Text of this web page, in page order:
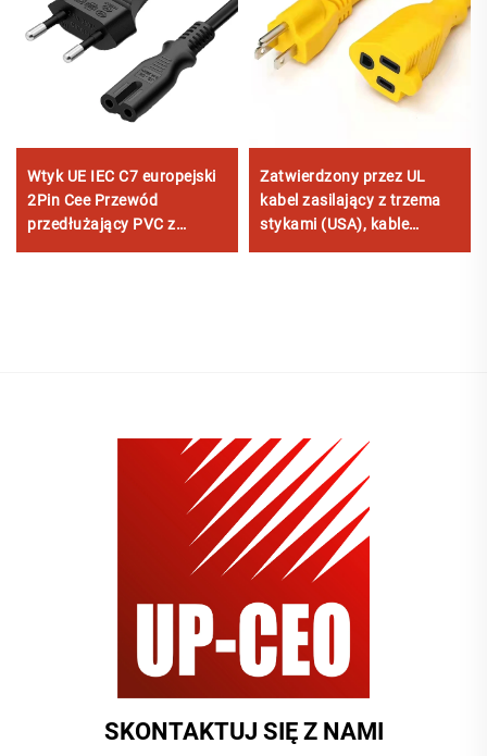
Wtyk UE IEC C7 europejski
2Pin Cee Przewód
przedłużający PVC z
Zatwierdzony przez UL
kabel zasilający z trzema
stykami (USA), kable
SKONTAKTUJ SIĘ Z NAMI